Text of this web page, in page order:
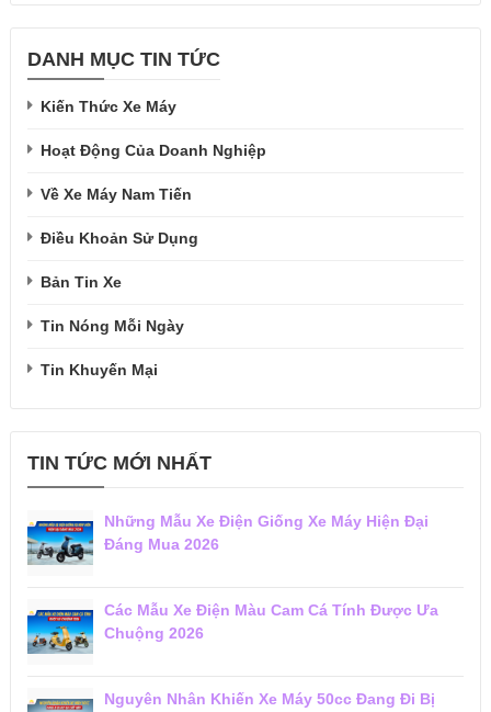
DANH MỤC TIN TỨC
Kiến Thức Xe Máy
Hoạt Động Của Doanh Nghiệp
Về Xe Máy Nam Tiến
Điều Khoản Sử Dụng
Bản Tin Xe
Tin Nóng Mỗi Ngày
Tin Khuyến Mại
TIN TỨC MỚI NHẤT
Những Mẫu Xe Điện Giống Xe Máy Hiện Đại
Đáng Mua 2026
Các Mẫu Xe Điện Màu Cam Cá Tính Được Ưa
Chuộng 2026
Nguyên Nhân Khiến Xe Máy 50cc Đang Đi Bị